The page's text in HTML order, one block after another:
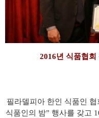
2016년 식품협회
필라델피아 한인 식품인
식품인의 밤” 행사를 갖고